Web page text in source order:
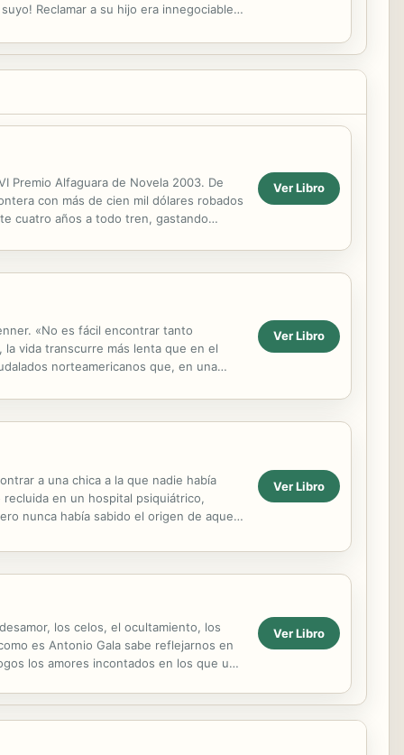
Reclamar a su hijo era innegociable
Premio Alfaguara de Novela 2003. De
con más de cien mil dólares robados
cuatro años a todo tren, gastando
Ver Libro
«No es fácil encontrar tanto
vida transcurre más lenta que en el
norteamericanos que, en una
Ver Libro
a una chica a la que nadie había
en un hospital psiquiátrico,
nunca había sabido el origen de aquel
Ver Libro
los celos, el ocultamiento, los
es Antonio Gala sabe reflejarnos en
los amores incontados en los que una
Ver Libro